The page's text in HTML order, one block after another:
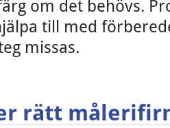
om det behövs.
till med
missas.
rätt